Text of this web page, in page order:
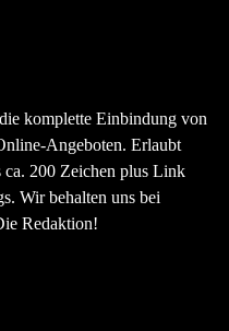
komplette Einbindung von
Angeboten. Erlaubt
ca. 200 Zeichen plus Link
Wir behalten uns bei
Redaktion!